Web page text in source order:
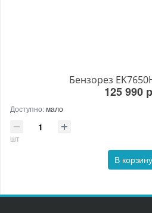
Бензорез
125 990
Доступно:мало
шт
В корзину